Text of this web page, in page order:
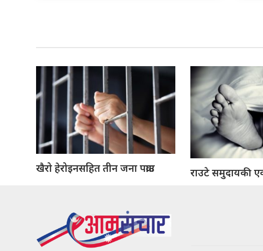
खैरो हेरोइनसहित तीन जना पक्राउ राउटे समुदायकी